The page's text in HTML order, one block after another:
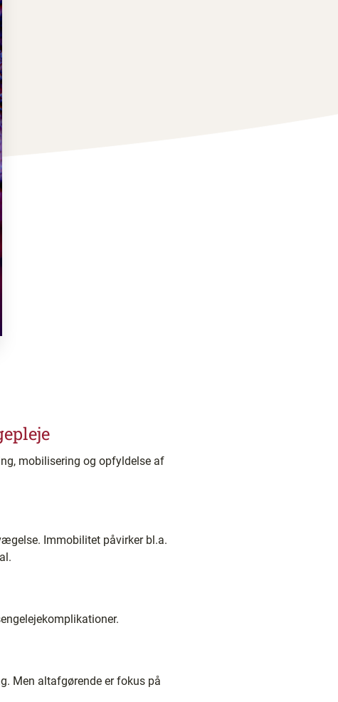
mobilisering og opfyldelse af
Immobilitet påvirker bl.a.
Men altafgørende er fokus på